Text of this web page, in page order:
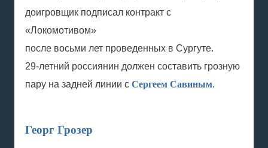
доигровщик подписал контракт с
«Локомотивом»
после восьми лет проведенных в Сургуте.
29-летний россиянин должен составить грозную
пару на задней линии с Сергеем Савиным.
Георг Грозер